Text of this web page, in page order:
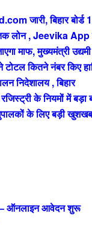
जारी, बिहार बोर्ड
लोन , Jeevika
माफ, मुख्यमंत्री
कितने नंबर किए
निदेशालय , बिहार
के नियमों में बड़ा
के लिए बड़ी
– ऑनलाइन आवेदन शुरू